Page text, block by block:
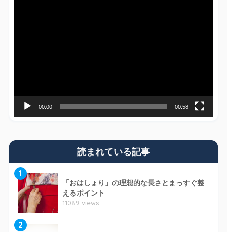
00:00 00:58
読まれている記事
1
「おはしょり」の理想的な長さとまっすぐ整
えるポイント
11089 views
2